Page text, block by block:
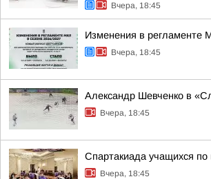
Вчера, 18:45
Изменения в регламенте
Вчера, 18:45
Александр Шевченко в
Вчера, 18:45
Спартакиада учащихся
Вчера, 18:45